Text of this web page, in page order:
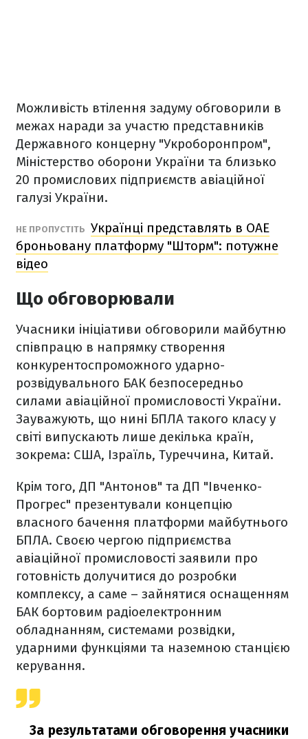
Можливість втілення задуму обговорили в
межах наради за участю представників
Державного концерну "Укроборонпром",
Міністерство оборони України та близько
20 промислових підприємств авіаційної
галузі України.
НЕ ПРОПУСТІТЬ Українці представлять в ОАЕ
броньовану платформу "Шторм": потужне
відео
Що обговорювали
Учасники ініціативи обговорили майбутню
співпрацю в напрямку створення
конкурентоспроможного ударно-
розвідувального БАК безпосередньо
силами авіаційної промисловості України.
Зауважують, що нині БПЛА такого класу у
світі випускають лише декілька країн,
зокрема: США, Ізраїль, Туреччина, Китай.
Крім того, ДП "Антонов" та ДП "Івченко-
Прогрес" презентували концепцію
власного бачення платформи майбутнього
БПЛА. Своєю чергою підприємства
авіаційної промисловості заявили про
готовність долучитися до розробки
комплексу, а саме – зайнятися оснащенням
БАК бортовим радіоелектронним
обладнанням, системами розвідки,
ударними функціями та наземною станцією
керування.
За результатами обговорення учасники